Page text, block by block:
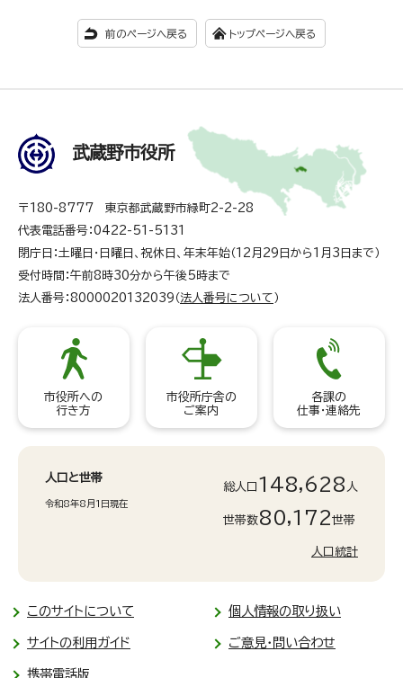
前のページへ戻る トップページへ戻る
武蔵野市役所
〒180-8777 東京都武蔵野市緑町2-2-28
代表電話番号：0422-51-5131
閉庁日：土曜日・日曜日、祝休日、年末年始（12月29日から1月3日まで）
受付時間：午前8時30分から午後5時まで
法人番号：8000020132039（ 法人番号について ）
市役所への
行き方
市役所庁舎の
ご案内
各課の
仕事・連絡先
人口と世帯
令和8年8月1日現在
総人口 148,628 人
世帯数80,172世帯
人口統計
このサイトについて 個人情報の取り扱い
サイトの利用ガイド ご意見・問い合わせ
携帯電話版